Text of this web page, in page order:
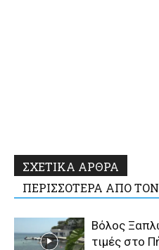
ΣΧΕΤΙΚΑ ΑΡΘΡΑ
ΠΕΡΙΣΣΟΤΕΡΑ ΑΠΟ
Βόλος
τιμές στο